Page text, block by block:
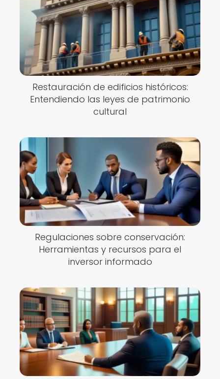
Restauración de edificios históricos:
Entendiendo las leyes de patrimonio
cultural
Regulaciones sobre conservación:
Herramientas y recursos para el
inversor informado